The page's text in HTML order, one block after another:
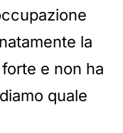
la
e non ha
quale